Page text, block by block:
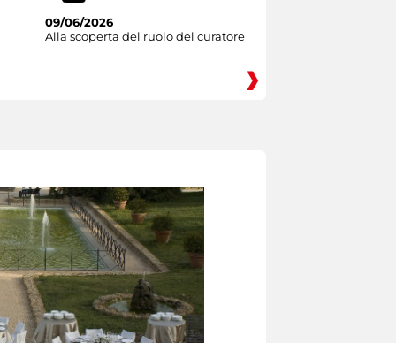
09/06/2026
Alla scoperta del ruolo del curatore